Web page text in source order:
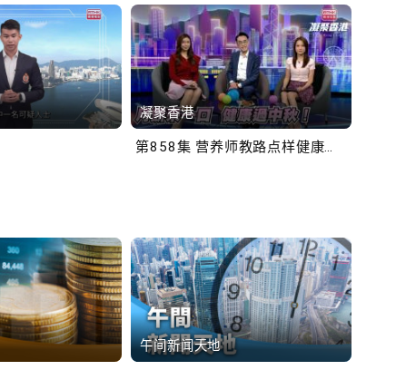
凝聚香港
午间新闻天地